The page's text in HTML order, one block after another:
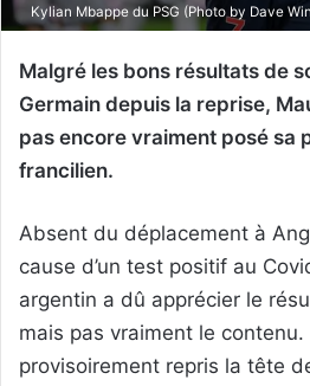
Kylian Mbappe du PSG (Photo by Dave
Malgré les bons résultats de
Germain depuis la reprise,
pas encore vraiment posé sa
francilien.
Absent du déplacement à
cause d’un test positif au
argentin a dû apprécier le
mais pas vraiment le contenu.
provisoirement repris la tête